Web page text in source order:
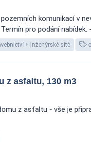
komunikací v
pro podání
Inženýrské sítě
z asfaltu, 130 m3
z asfaltu - vše je